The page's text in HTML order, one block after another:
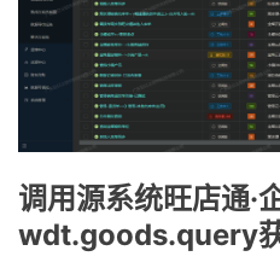
调用源系统旺店通·
wdt.goods.query